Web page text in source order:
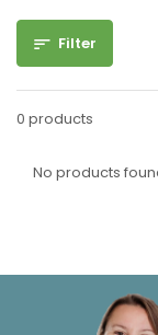
Filter
0 products
No products